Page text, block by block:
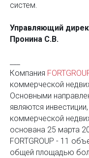
систем.
Управляющий
Пронина С.В.
Компания
коммерческой
Основными
являются
коммерческой
основана 25 марта
FORTGROUP - 11
общей площадью